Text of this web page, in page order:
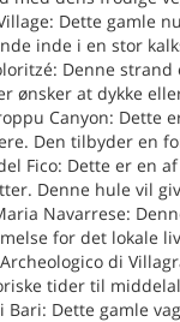
Dette gamle
inde i en stor
Denne
ønsker at dykke
Canyon: Dette
Den tilbyder en
Fico: Dette er en
Denne hule vil
Navarrese:
for det lokale
di
tider til
Bari: Dette gamle